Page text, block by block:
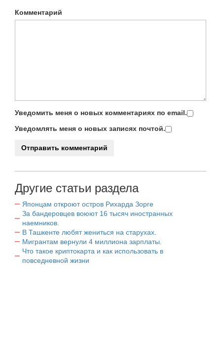
Комментарий
Уведомить меня о новых комментариях по email.
Уведомлять меня о новых записях почтой.
Другие статьи раздела
Японцам откроют остров Рихарда Зорге
За бандеровцев воюют 16 тысяч иностранных
наемников.
В Ташкенте любят жениться на старухах.
Мигрантам вернули 4 миллиона зарплаты.
Что такое криптокарта и как использовать в
повседневной жизни